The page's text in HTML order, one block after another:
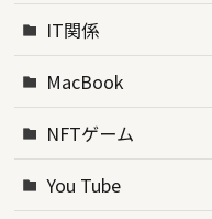
IT関係
MacBook
NFTゲーム
You Tube